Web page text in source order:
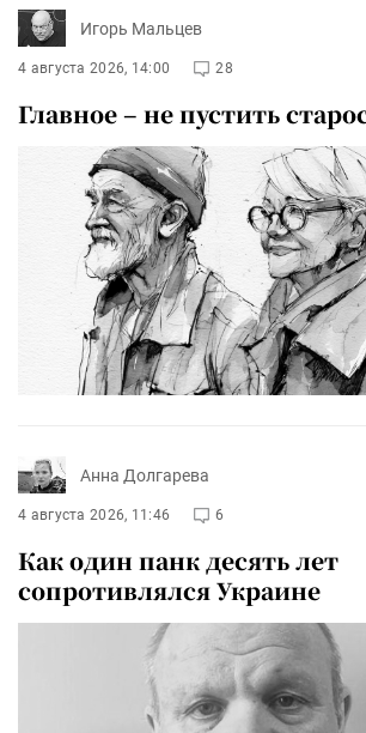
Игорь Мальцев
4 августа 2026, 14:00 28
Главное – не пустить
Анна Долгарева
4 августа 2026, 11:46 6
Как один панк десять лет
сопротивлялся Украине